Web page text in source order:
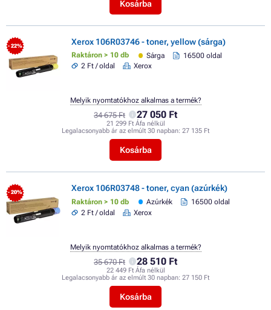
Kosárba
- 22% Xerox 106R03746 - toner, yellow (sárga)
Raktáron > 10 db Sárga
16500 oldal
2 Ft / oldal
Xerox
34 675 Ft 27 050 Ft
21 299 Ft Áfa nélkül
Legalacsonyabb ár az elmúlt 30 napban: 27 135 Ft
Kosárba
Melyik nyomtatókhoz alkalmas a termék?
- 20% Xerox 106R03748 - toner, cyan (azúrkék)
Raktáron > 10 db Azúrkék
16500 oldal
2 Ft / oldal
Xerox
35 670 Ft 28 510 Ft
22 449 Ft Áfa nélkül
Legalacsonyabb ár az elmúlt 30 napban: 27 150 Ft
Kosárba
Melyik nyomtatókhoz alkalmas a termék?